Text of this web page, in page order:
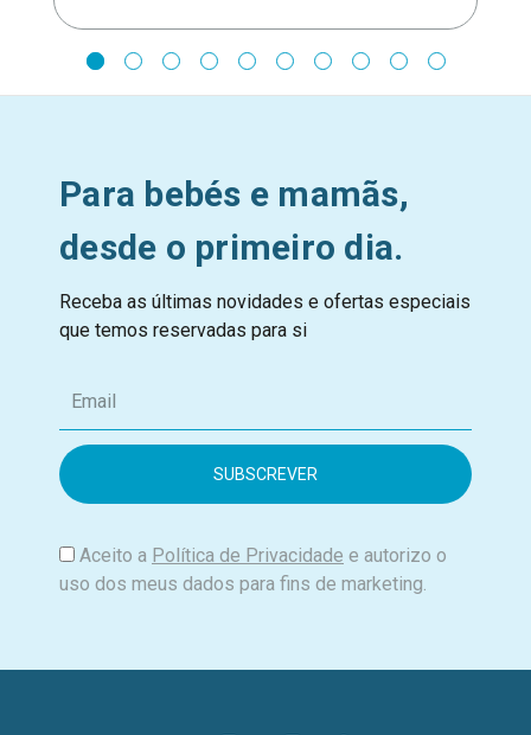
Para bebés e mamãs,
desde o primeiro dia.
Receba as últimas novidades e ofertas especiais
que temos reservadas para si
m
i
Aceito a Política de Privacidade e autorizo o
uso dos meus dados para fins de marketing.